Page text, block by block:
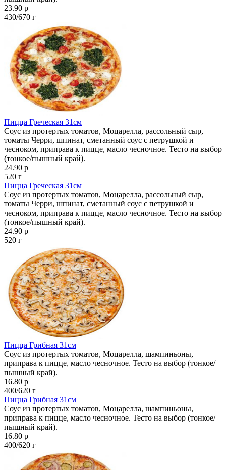
23.90 р
430/670 г
Пицца Греческая 31см
Соус из протертых томатов, Моцарелла, рассольный сыр,
томаты Черри, шпинат, сметанный соус с петрушкой и
чесноком, приправа к пицце, масло чесночное. Тесто на выбор
(тонкое/пышный край).
24.90 р
520 г
Пицца Греческая 31см
Соус из протертых томатов, Моцарелла, рассольный сыр,
томаты Черри, шпинат, сметанный соус с петрушкой и
чесноком, приправа к пицце, масло чесночное. Тесто на выбор
(тонкое/пышный край).
24.90 р
520 г
Пицца Грибная 31см
Соус из протертых томатов, Моцарелла, шампиньоны,
приправа к пицце, масло чесночное. Тесто на выбор (тонкое/
пышный край).
16.80 р
400/620 г
Пицца Грибная 31см
Соус из протертых томатов, Моцарелла, шампиньоны,
приправа к пицце, масло чесночное. Тесто на выбор (тонкое/
пышный край).
16.80 р
400/620 г